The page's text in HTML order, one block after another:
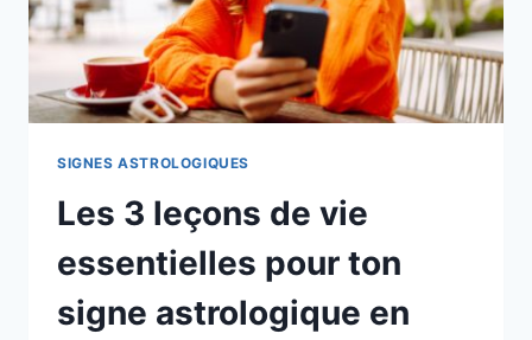
SIGNES ASTROLOGIQUES
Les 3 leçons de vie
essentielles pour ton
signe astrologique en